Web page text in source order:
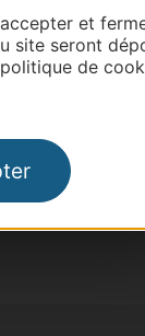
et
site seront
de
Je